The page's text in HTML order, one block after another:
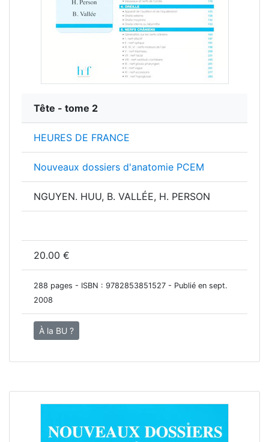
Tête - tome 2
HEURES DE FRANCE
Nouveaux dossiers d'anatomie PCEM
NGUYEN. HUU, B. VALLÉE, H. PERSON
20.00 €
288 pages - ISBN : 9782853851527 - Publié en sept.
2008
À la BU ?